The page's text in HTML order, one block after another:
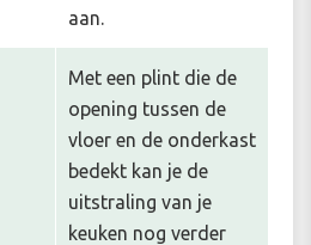
aan.
Met een plint die de
opening tussen de
vloer en de onderkast
bedekt kan je de
uitstraling van je
keuken nog verder